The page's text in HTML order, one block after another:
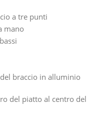
a tre punti
mano
braccio in alluminio
del piatto al centro del